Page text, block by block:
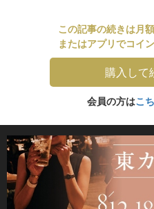
この記事の続きは月
またはアプリでコイ
購入して
会員の方はこ